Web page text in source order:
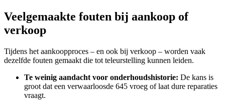
Veelgemaakte fouten bij aankoop of
verkoop
Tijdens het aankoopproces – en ook bij verkoop – worden vaak
dezelfde fouten gemaakt die tot teleurstelling kunnen leiden.
Te weinig aandacht voor onderhoudshistorie: De kans is
groot dat een verwaarloosde 645 vroeg of laat dure reparaties
vraagt.